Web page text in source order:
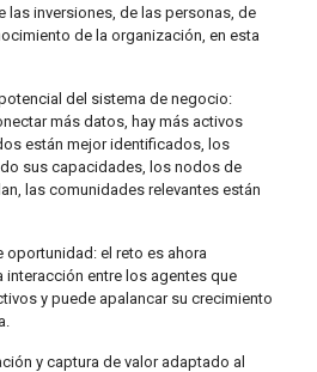
las inversiones, de las personas, de
de la organización, en esta
del sistema de negocio:
más datos, hay más activos
están mejor identificados, los
sus capacidades, los nodos de
las comunidades relevantes están
oportunidad: el reto es ahora
interacción entre los agentes que
y puede apalancar su crecimiento
y captura de valor adaptado al